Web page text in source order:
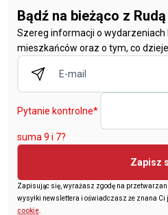
Bądź na bieżąco z
Szereg informacji o wydarzeniach
mieszkańców oraz o tym, co
Pytanie kontrolne*
suma 9 i 7?
Zapisz
Zapisując się, wyrażasz zgodę na
wysyłki newslettera i oświadczasz że znana Ci
cookie